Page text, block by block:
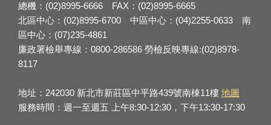
總機：(02)8995-6666 FAX：(02)8995-6665
北區中心：(02)8995-6700 中區中心：(04)2255-0633 南
區中心：(07)235-4861
廉政署檢舉專線：0800-286586 勞檢反映專線:(02)8978-
8117
地址：242030 新北市新莊區中平路439號南棟11樓 地圖
服務時間：週一至週五 上午8:30-12:30，下午13:30-17:30